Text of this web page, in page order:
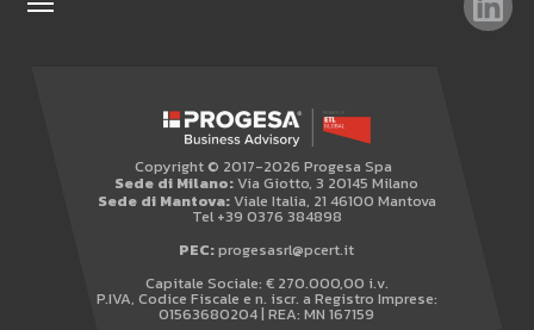
AREA RISERVATA
WHISTLEBLOWING
Copyright © 2017-2026 Progesa Spa
Sede di Milano:Via Giotto, 3 20145 Milano
Sede di Mantova:Viale Italia, 21 46100 Mantova
Tel +39 0376 384898
PEC:progesasrl@pcert.it
Capitale Sociale: € 270.000,00 i.v.
P.IVA, Codice Fiscale e n. iscr. a Registro Imprese:
01563680204 | REA: MN 167159